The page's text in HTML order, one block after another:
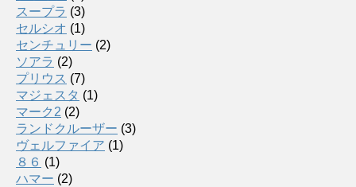
スープラ (3)
セルシオ (1)
センチュリー (2)
ソアラ (2)
プリウス (7)
マジェスタ (1)
マーク2 (2)
ランドクルーザー (3)
ヴェルファイア (1)
８６ (1)
ハマー (2)